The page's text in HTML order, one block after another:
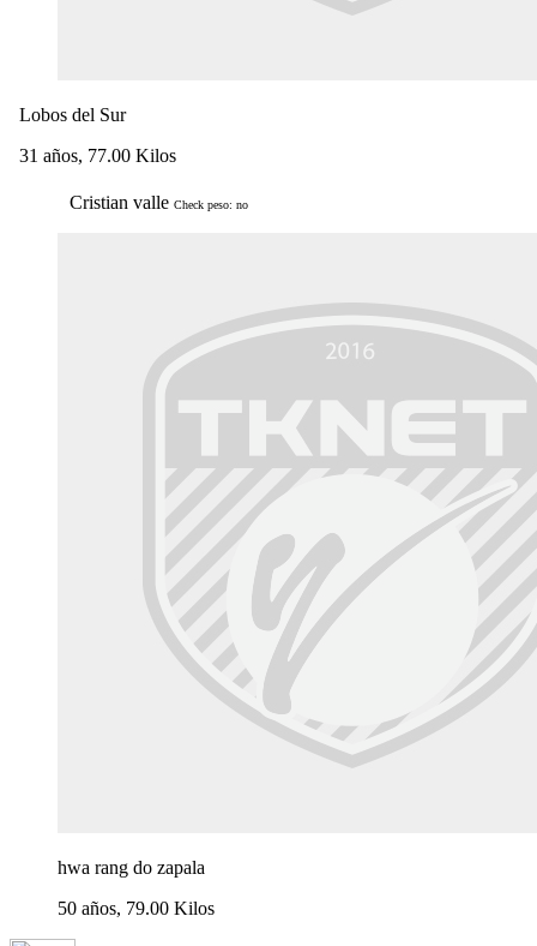
Lobos del Sur
31 años, 77.00 Kilos
Cristian valle Check peso: no
hwa rang do zapala
50 años, 79.00 Kilos